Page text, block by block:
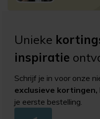
Unieke
inspiratie
Schrijf je in voor onze
exclusieve kortingen,
je eerste bestelling.